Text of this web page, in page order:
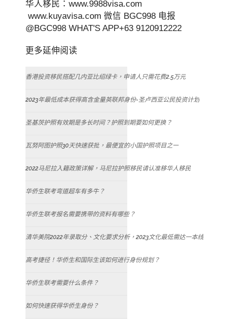
华人移民：www.9988visa.com
www.kuyavisa.com 微信 BGC998 电报
@BGC998 WHAT'S APP+63 9120912222
更多延伸阅读
香港投资移民搭配几内亚比绍绿卡，申请人只需花费2.5万元
2023年最低成本获得高含金量英联邦身份-圣卢西亚公民投资计划
圣基茨护照有效期是多长时间？护照到期要如何更换？
瓦努阿图护照30天快速获批，最便宜的小国护照项目之一
2022马尼拉入籍政策详解，马尼拉护照移民请认准移华人移民
华侨生联考弯道超车有多牛？
华侨生联考报名需要携带的资料有哪些？
清华美院2022年录取分、文化要求分析，2023文化最低需达一本线
高考捷径！华侨生和国际生该如何进行身份规划？
华侨生联考需要什么条件？
如何快速获得华侨生身份？